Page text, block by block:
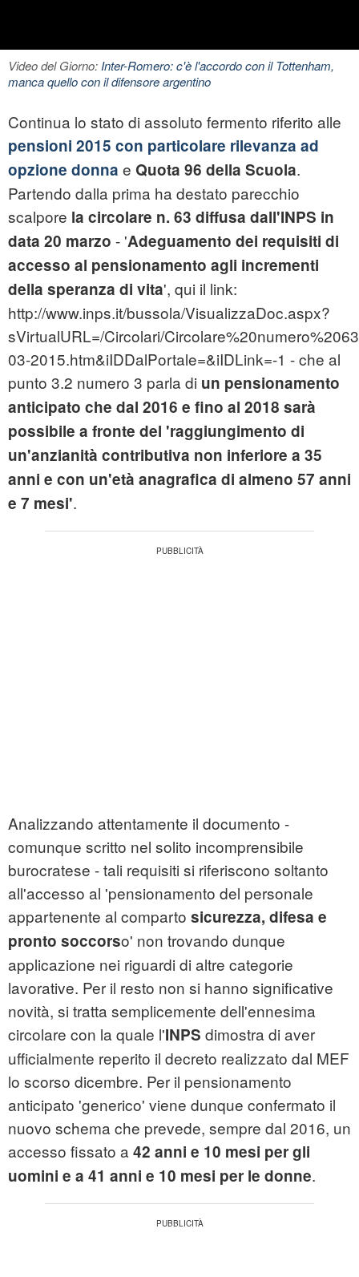
Video del Giorno:Inter-Romero: c'è l'accordo con il Tottenham,
manca quello con il difensore argentino
Continua lo stato di assoluto fermento riferito alle
pensioni 2015 con particolare rilevanza ad
opzione donna e Quota 96 della Scuola.
Partendo dalla prima ha destato parecchio
scalpore la circolare n. 63 diffusa dall'INPS in
data 20 marzo - 'Adeguamento dei requisiti di
accesso al pensionamento agli incrementi
della speranza di vita', qui il link:
http://www.inps.it/bussola/VisualizzaDoc.aspx?
sVirtualURL=/Circolari/
03-2015.htm&iIDDalPortale=&iIDLink=-1 - che al
punto 3.2 numero 3 parla di un pensionamento
anticipato che dal 2016 e fino al 2018 sarà
possibile a fronte del 'raggiungimento di
un'anzianità contributiva non inferiore a 35
anni e con un'età anagrafica di almeno 57 anni
e 7 mesi'.
Analizzando attentamente il documento -
comunque scritto nel solito incomprensibile
burocratese - tali requisiti si riferiscono soltanto
all'accesso al 'pensionamento del personale
appartenente al comparto sicurezza, difesa e
pronto soccorso' non trovando dunque
applicazione nei riguardi di altre categorie
lavorative. Per il resto non si hanno significative
novità, si tratta semplicemente dell'ennesima
circolare con la quale l'INPS dimostra di aver
ufficialmente reperito il decreto realizzato dal MEF
lo scorso dicembre. Per il pensionamento
anticipato 'generico' viene dunque confermato il
nuovo schema che prevede, sempre dal 2016, un
accesso fissato a 42 anni e 10 mesi per gli
uomini e a 41 anni e 10 mesi per le donne.